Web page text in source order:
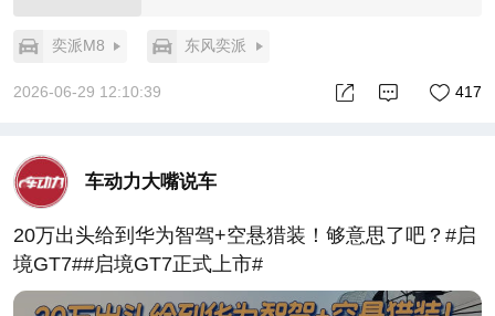
奕派M8 东风奕派
2026-06-29 12:10:39 417
车动力大嘴说车
20万出头给到华为智驾+空悬猎装！够意思了吧？#启
境GT7##启境GT7正式上市#